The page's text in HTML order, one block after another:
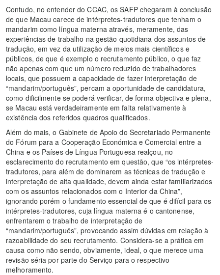
Contudo, no entender do CCAC, os SAFP chegaram à conclusão
de que Macau carece de intérpretes-tradutores que tenham o
mandarim como língua materna através, meramente, das
experiências de trabalho na gestão quotidiana dos assuntos de
tradução, em vez da utilização de meios mais científicos e
públicos, de que é exemplo o recrutamento público, o que faz
não apenas com que um número reduzido de trabalhadores
locais, que possuem a capacidade de fazer interpretação de
“mandarim/português”, percam a oportunidade de candidatura,
como dificilmente se poderá verificar, de forma objectiva e plena,
se Macau está verdadeiramente em falta relativamente à
existência dos referidos quadros qualificados.
Além do mais, o Gabinete de Apoio do Secretariado Permanente
do Fórum para a Cooperação Económica e Comercial entre a
China e os Países de Língua Portuguesa realçou, no
esclarecimento do recrutamento em questão, que “os intérpretes-
tradutores, para além de dominarem as técnicas de tradução e
interpretação de alta qualidade, devem ainda estar familiarizados
com os assuntos relacionados com o Interior da China”,
ignorando porém o fundamento essencial de que é difícil para os
intérpretes-tradutores, cuja língua materna é o cantonense,
enfrentarem o trabalho de interpretação de
“mandarim/português”, provocando assim dúvidas em relação à
razoabilidade do seu recrutamento. Considera-se a prática em
causa como não sendo, obviamente, ideal, o que merece uma
revisão séria por parte do Serviço para o respectivo
melhoramento.